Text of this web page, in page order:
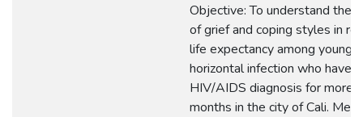
Objective: To understand the
of grief and coping styles in
life expectancy among young
horizontal infection who have
HIV/AIDS diagnosis for more
months in the city of Cali.